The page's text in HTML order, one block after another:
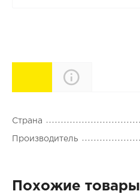
Характеристики
Страна
Производитель
Похожие товары